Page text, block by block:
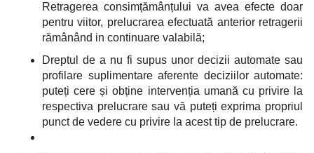
Retragerea consimțămânțului va avea efecte doar
pentru viitor, prelucrarea efectuată anterior retragerii
rămânând in continuare valabilă;
Dreptul de a nu fi supus unor decizii automate sau
profilare suplimentare aferente deciziilor automate:
puteți cere și obține intervenția umană cu privire la
respectiva prelucrare sau vă puteți exprima propriul
punct de vedere cu privire la acest tip de prelucrare.